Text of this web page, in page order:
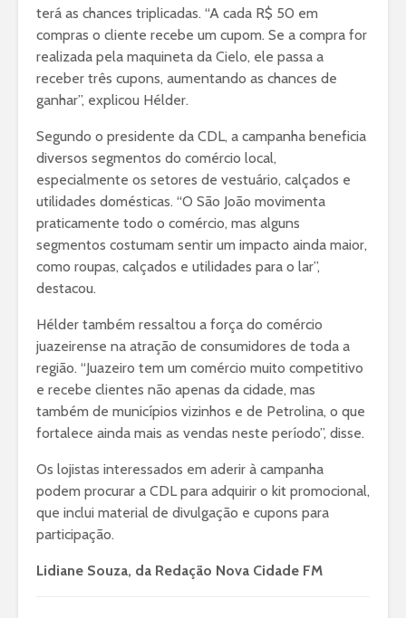
terá as chances triplicadas. “A cada R$ 50 em
compras o cliente recebe um cupom. Se a compra for
realizada pela maquineta da Cielo, ele passa a
receber três cupons, aumentando as chances de
ganhar”, explicou Hélder.
Segundo o presidente da CDL, a campanha beneficia
diversos segmentos do comércio local,
especialmente os setores de vestuário, calçados e
utilidades domésticas. “O São João movimenta
praticamente todo o comércio, mas alguns
segmentos costumam sentir um impacto ainda maior,
como roupas, calçados e utilidades para o lar”,
destacou.
Hélder também ressaltou a força do comércio
juazeirense na atração de consumidores de toda a
região. “Juazeiro tem um comércio muito competitivo
e recebe clientes não apenas da cidade, mas
também de municípios vizinhos e de Petrolina, o que
fortalece ainda mais as vendas neste período”, disse.
Os lojistas interessados em aderir à campanha
podem procurar a CDL para adquirir o kit promocional,
que inclui material de divulgação e cupons para
participação.
Lidiane Souza, da Redação Nova Cidade FM